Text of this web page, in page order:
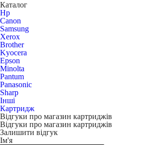
Каталог
Hp
Canon
Samsung
Xerox
Brother
Kyocera
Epson
Minolta
Pantum
Panasonic
Sharp
Інші
Картридж
Відгуки про магазин картриджів
Відгуки про магазин картриджів
Залишити відгук
Ім'я